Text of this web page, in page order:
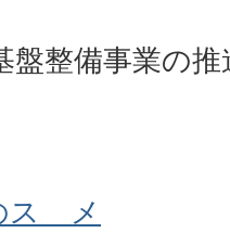
盤整備事業の
ゝメ